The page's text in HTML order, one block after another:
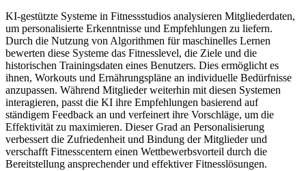
KI-gestützte Systeme in Fitnessstudios analysieren Mitgliederdaten,
um personalisierte Erkenntnisse und Empfehlungen zu liefern.
Durch die Nutzung von Algorithmen für maschinelles Lernen
bewerten diese Systeme das Fitnesslevel, die Ziele und die
historischen Trainingsdaten eines Benutzers. Dies ermöglicht es
ihnen, Workouts und Ernährungspläne an individuelle Bedürfnisse
anzupassen. Während Mitglieder weiterhin mit diesen Systemen
interagieren, passt die KI ihre Empfehlungen basierend auf
ständigem Feedback an und verfeinert ihre Vorschläge, um die
Effektivität zu maximieren. Dieser Grad an Personalisierung
verbessert die Zufriedenheit und Bindung der Mitglieder und
verschafft Fitnesscentern einen Wettbewerbsvorteil durch die
Bereitstellung ansprechender und effektiver Fitnesslösungen.